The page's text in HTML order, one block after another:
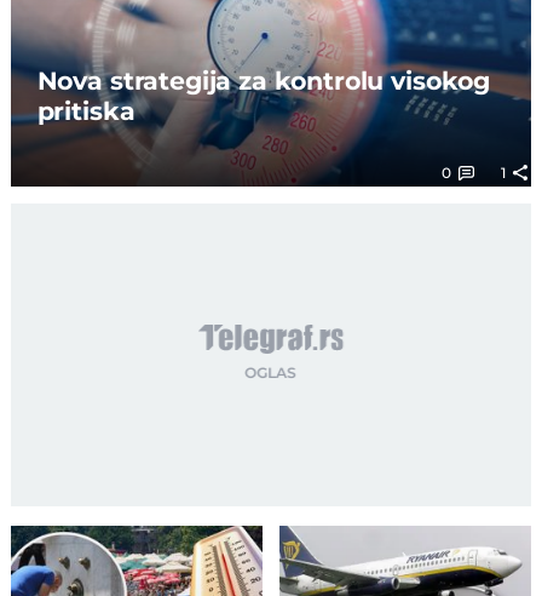
Nova strategija za kontrolu visokog
pritiska
0 1